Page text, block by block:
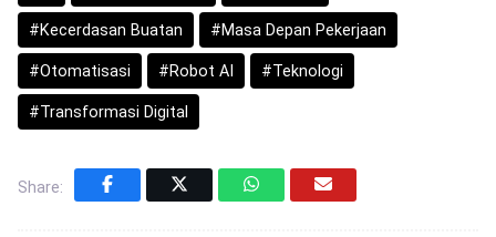
#Kecerdasan Buatan #Masa Depan Pekerjaan
#Otomatisasi #Robot AI #Teknologi
#Transformasi Digital
Share: